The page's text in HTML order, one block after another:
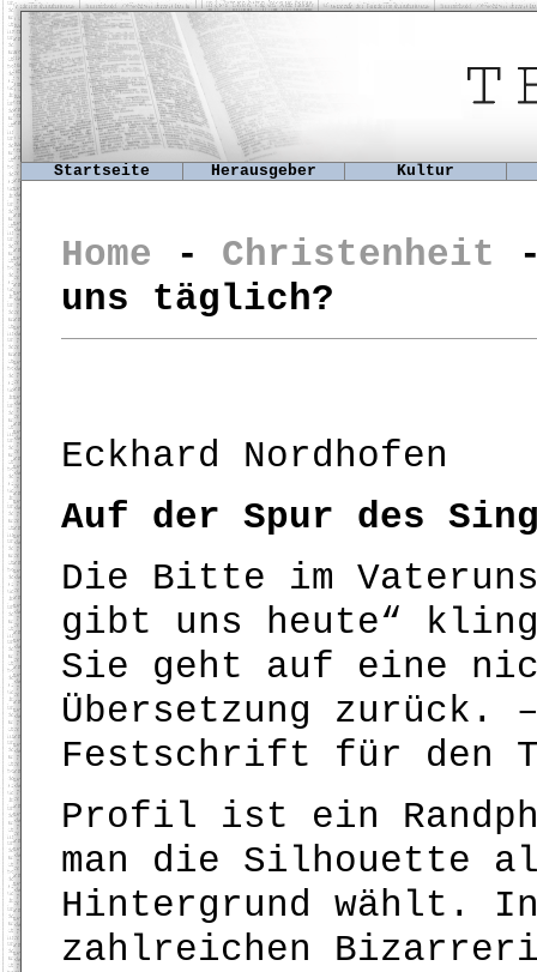
Startseite Herausgeber Kultur
Home - Christenheit
uns täglich?
Eckhard Nordhofen
Auf der Spur des
Die Bitte im
gibt uns heute“
Sie geht auf eine
Übersetzung
Festschrift für den
Profil ist ein
man die Silhouette
Hintergrund wählt.
zahlreichen